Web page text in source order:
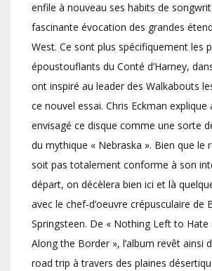
enfile à nouveau ses habits de
fascinante évocation des grandes
West. Ce sont plus spécifiquement les
époustouflants du Conté d’Harney,
ont inspiré au leader des Walkabouts
ce nouvel essai. Chris Eckman explique
envisagé ce disque comme une sorte
du mythique « Nebraska ». Bien que le
soit pas totalement conforme à son
départ, on décèlera bien ici et là
avec le chef-d’oeuvre crépusculaire de
Springsteen. De « Nothing Left to Hate
Along the Border », l’album revêt ainsi
road trip à travers des plaines